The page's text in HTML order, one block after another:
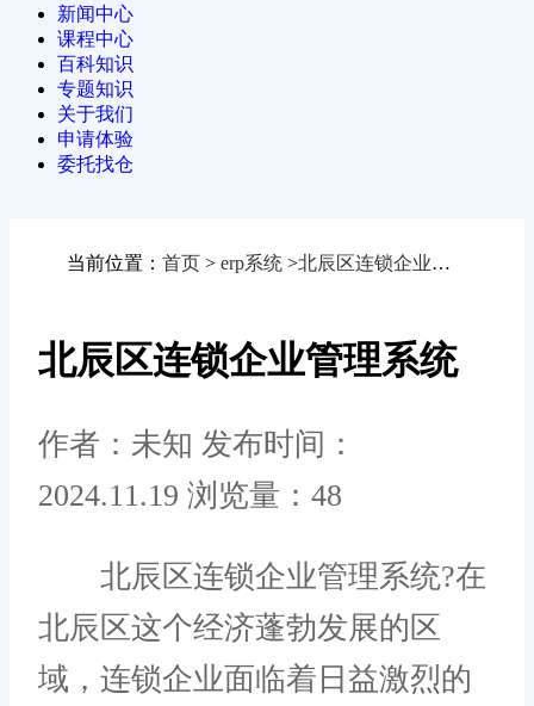
新闻中心
课程中心
百科知识
专题知识
关于我们
申请体验
委托找仓
当前位置： 首页 > erp系统 >北辰区连锁企业管理系统
北辰区连锁企业管理系统
作者：未知 发布时间：
2024.11.19 浏览量：48
北辰区连锁企业管理系统?在
北辰区这个经济蓬勃发展的区
域，连锁企业面临着日益激烈的